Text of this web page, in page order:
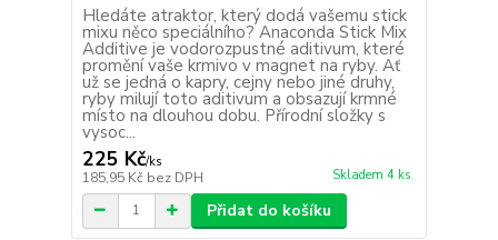
Hledáte atraktor, který dodá vašemu stick
mixu něco speciálního? Anaconda Stick Mix
Additive je vodorozpustné aditivum, které
promění vaše krmivo v magnet na ryby. Ať
už se jedná o kapry, cejny nebo jiné druhy,
ryby milují toto aditivum a obsazují krmné
místo na dlouhou dobu. Přírodní složky s
vysoc...
225 Kč/ks
185,95 Kč bez DPH Skladem 4 ks
Přidat do košíku